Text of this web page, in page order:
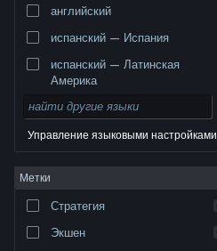
© Valve Corporation. Все права сохранены. Все
торговые марки являются собственностью
Правовая информация
Соглашение подписчика Steam
Файлы cookie
английский
испанский — Испания
испанский — Латинская
Америка
Управление языковыми настройками
Метки
Стратегия
Экшен